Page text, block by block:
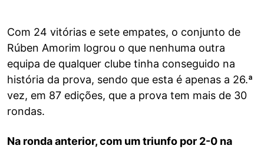
Com 24 vitórias e sete empates, o conjunto de
Rúben Amorim logrou o que nenhuma outra
equipa de qualquer clube tinha conseguido na
história da prova, sendo que esta é apenas a 26.ª
vez, em 87 edições, que a prova tem mais de 30
rondas.
Na ronda anterior, com um triunfo por 2-0 na